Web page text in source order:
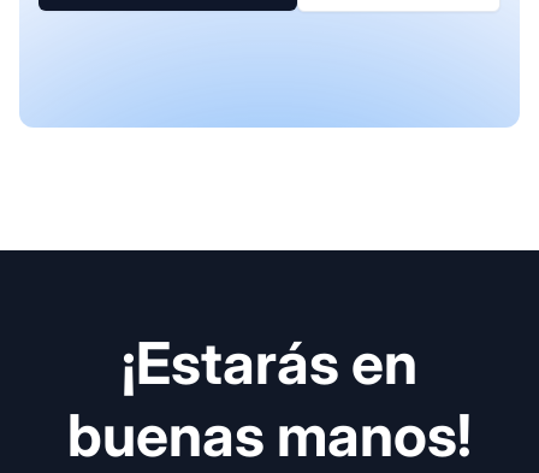
¡Estarás en
buenas manos!